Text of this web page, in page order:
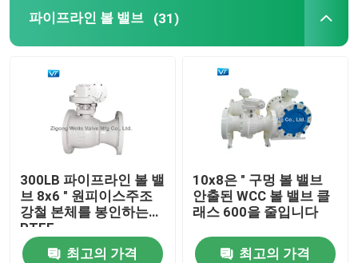
한국수력원자력 파워 밸브
탑 엔트리 볼 밸브
고압 고온 볼 밸브
파이프라인 볼 밸브 (31)
300LB 파이프라인 볼 밸
브 8x6 " 원피이스주조
강철 본체를 봉인하는
PTFE
최고의 가격
10x8은 " 구멍 볼 밸브
안출된 WCC 볼 밸브 클
래스 600을 줄입니다
최고의 가격